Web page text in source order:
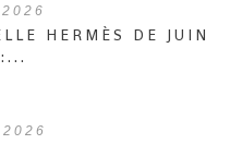
HERMÈS DE JUIN